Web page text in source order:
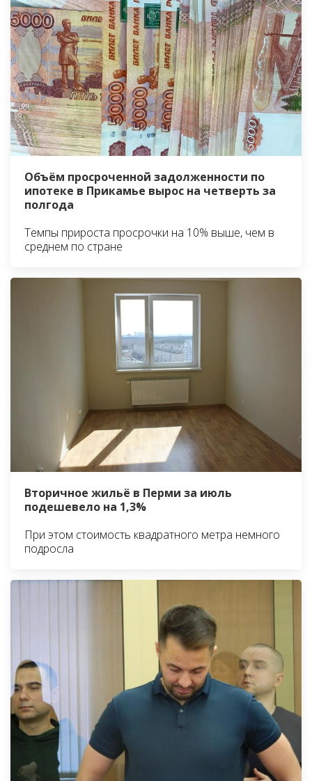
Объём просроченной задолженности по
ипотеке в Прикамье вырос на четверть за
полгода
Темпы прироста просрочки на 10% выше, чем в
среднем по стране
Вторичное жильё в Перми за июль
подешевело на 1,3%
При этом стоимость квадратного метра немного
подросла